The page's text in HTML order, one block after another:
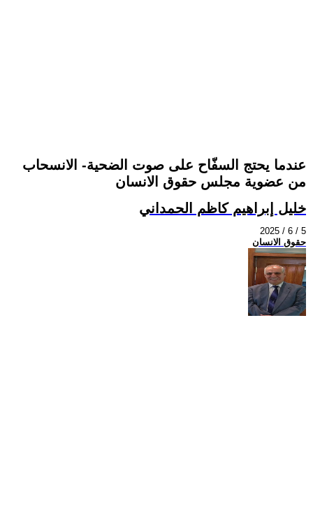
عندما يحتج السفّاح على صوت الضحية- الانسحاب
من عضوية مجلس حقوق الانسان
خليل إبراهيم كاظم الحمداني
2025 / 6 / 5
حقوق الانسان